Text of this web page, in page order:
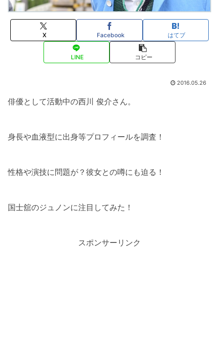
X Facebook はてブ
LINE コピー
2016.05.26
俳優として活動中の西川 俊介さん。
身長や血液型に出身等プロフィールを調査！
性格や演技に問題が？彼女との噂にも迫る！
国士舘のジュノンに注目してみた！
スポンサーリンク